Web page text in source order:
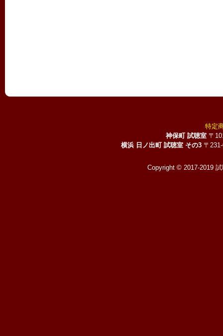
特定
神保町 試聴室 〒
横浜 日ノ出町 試聴室 その3 〒
Copyright © 2017-2019